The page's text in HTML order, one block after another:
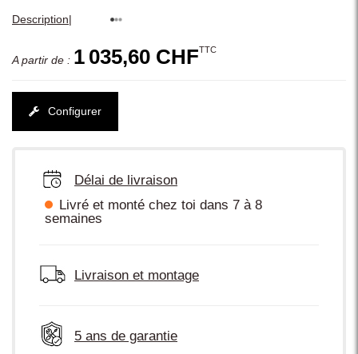
Description|
A partir de : 1 035,60 CHFTTC
Configurer
Délai de livraison
Livré et monté chez toi dans 7 à 8
semaines
Livraison et montage
5 ans de garantie